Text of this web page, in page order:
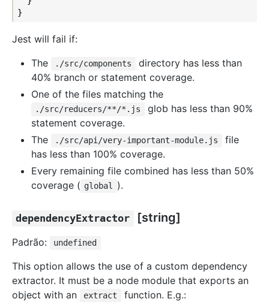
Jest will fail if:
The
./src/components
directory has less than
40% branch or statement coverage.
One of the files matching the
./src/reducers/**/*.js
glob has less than 90%
statement coverage.
The
./src/api/very-important-module.js
file
has less than 100% coverage.
Every remaining file combined has less than 50%
coverage ( global ).
dependencyExtractor [string]
Padrão: undefined
This option allows the use of a custom dependency
extractor. It must be a node module that exports an
object with an
extract function. E.g.: